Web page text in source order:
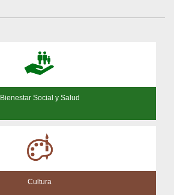
Bienestar Social y Salud
Cultura